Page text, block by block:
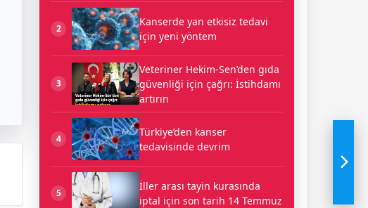
2
Kanserde yan etkisiz tedavi
için yeni yöntem
3
Veteriner Hekim-Sen’den gıda
güvenliği için çağrı: İstihdamı
artırın
4
Türkiye’den kanser
tedavisinde devrim
5
İller arası tayin kurasında
iptal için son tarih 14 Temmuz